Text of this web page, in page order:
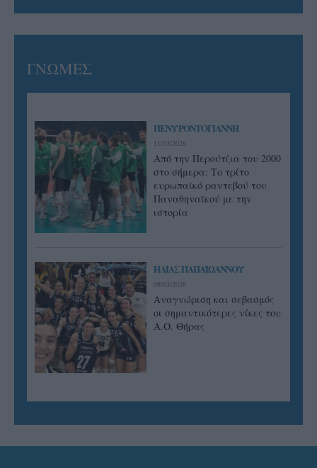
ΓΝΩΜΕΣ
ΠΕΝΥ ΡΟΝΤΟΓΙΑΝΝΗ
11/03/2026
Από την Περούτζια του 2000
στο σήμερα: Tο τρίτο
ευρωπαϊκό ραντεβού του
Παναθηναϊκού με την
ιστορία
ΗΛΙΑΣ ΠΑΠΑΪΩΑΝΝΟΥ
08/03/2026
Αναγνώριση και σεβασμός
οι σημαντικότερες νίκες του
Α.Ο. Θήρας